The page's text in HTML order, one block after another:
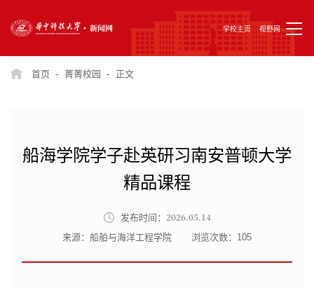
学校主页 视野网
首页 - 菁菁校园 - 正文
船海学院学子赴英研习南安普顿大学
精品课程
发布时间： 2026.05.14
来源：船舶与海洋工程学院 浏览次数： 105